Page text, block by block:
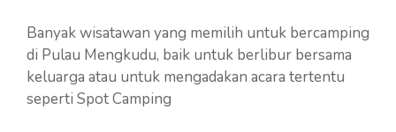
Banyak wisatawan yang memilih untuk bercamping
di Pulau Mengkudu, baik untuk berlibur bersama
keluarga atau untuk mengadakan acara tertentu
seperti Spot Camping